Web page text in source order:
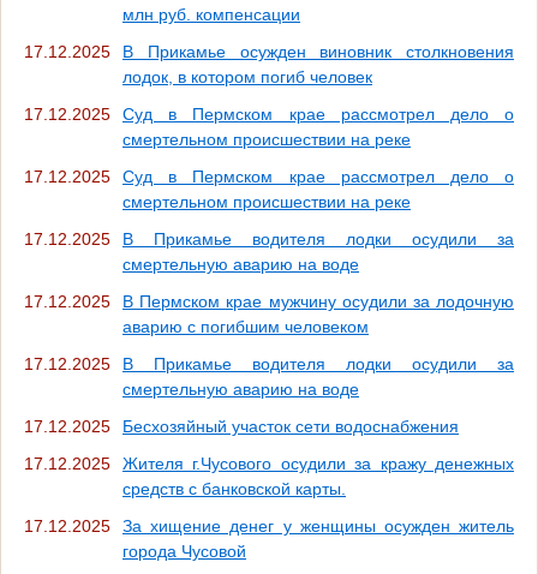
млн руб. компенсации
17.12.2025
В Прикамье осужден виновник столкновения
лодок, в котором погиб человек
17.12.2025
Суд в Пермском крае рассмотрел дело о
смертельном происшествии на реке
17.12.2025
Суд в Пермском крае рассмотрел дело о
смертельном происшествии на реке
17.12.2025
В Прикамье водителя лодки осудили за
смертельную аварию на воде
17.12.2025
В Пермском крае мужчину осудили за лодочную
аварию с погибшим человеком
17.12.2025
В Прикамье водителя лодки осудили за
смертельную аварию на воде
17.12.2025
Бесхозяйный участок сети водоснабжения
17.12.2025
Жителя г.Чусового осудили за кражу денежных
средств с банковской карты.
17.12.2025
За хищение денег у женщины осужден житель
города Чусовой